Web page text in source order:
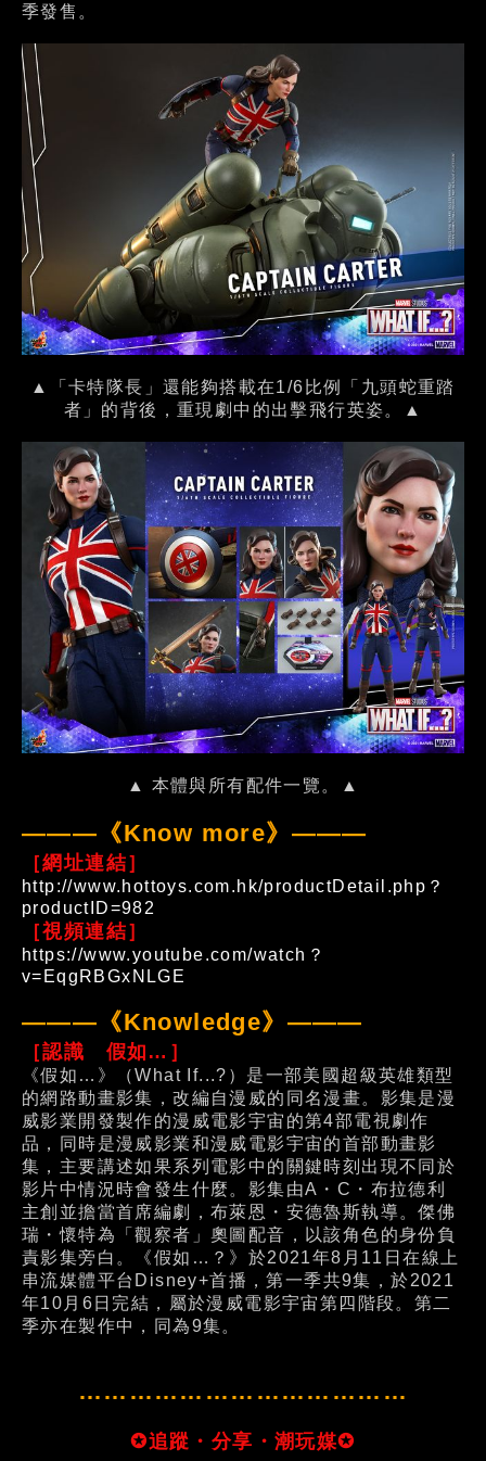
季發售。
▲「卡特隊長」還能夠搭載在1/6比例「九頭蛇重踏
者」的背後，重現劇中的出擊飛行英姿。▲
▲ 本體與所有配件一覽。▲
———《Know more》———
［網址連結］
http://www.hottoys.com.hk/productDetail.php？
productID=982
［視頻連結］
https://www.youtube.com/watch？
v=EqgRBGxNLGE
———《Knowledge》———
［認識 假如…］
《假如…》（What If...?）是一部美國超級英雄類型
的網路動畫影集，改編自漫威的同名漫畫。影集是漫
威影業開發製作的漫威電影宇宙的第4部電視劇作
品，同時是漫威影業和漫威電影宇宙的首部動畫影
集，主要講述如果系列電影中的關鍵時刻出現不同於
影片中情況時會發生什麼。影集由A・C・布拉德利
主創並擔當首席編劇，布萊恩・安德魯斯執導。傑佛
瑞・懷特為「觀察者」奧圖配音，以該角色的身份負
責影集旁白。《假如…？》於2021年8月11日在線上
串流媒體平台Disney+首播，第一季共9集，於2021
年10月6日完結，屬於漫威電影宇宙第四階段。第二
季亦在製作中，同為9集。
…………………………………
✪追蹤・分享・潮玩媒✪